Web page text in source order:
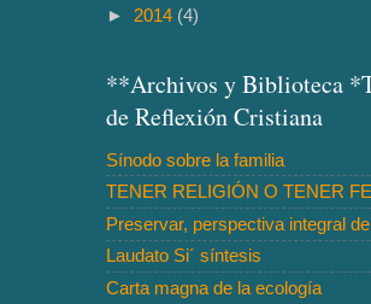
► 2014 (4)
**Archivos y Biblioteca
de Reflexión Cristiana
Sínodo sobre la familia
TENER RELIGIÓN O TENER FE
Preservar, perspectiva integral
Laudato Si´ síntesis
Carta magna de la ecología